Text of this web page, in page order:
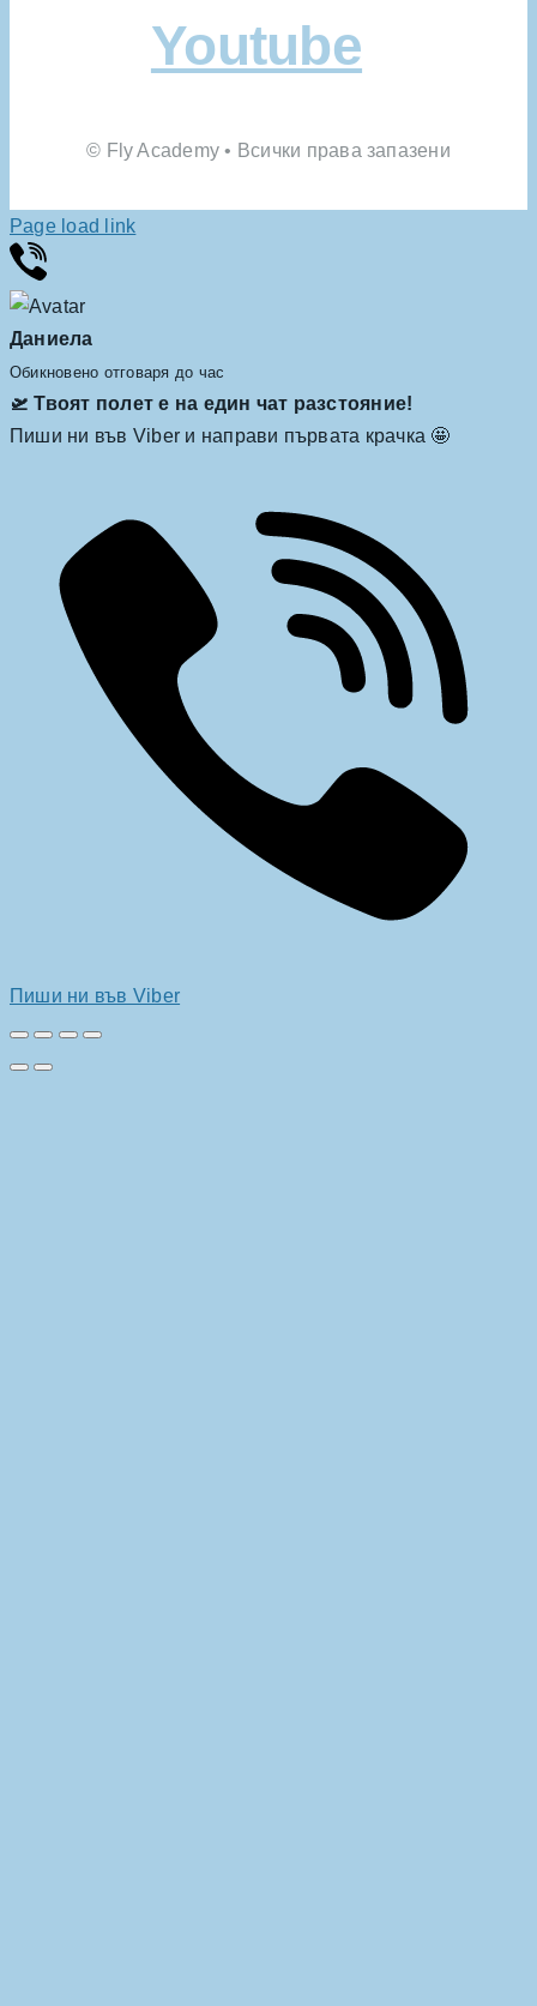
Youtube
© Fly Academy • Всички права запазени
Page load link
Даниела
Обикновено отговаря до час
🛫 Твоят полет е на един чат разстояние!
Пиши ни във Viber и направи първата крачка 🤩
Пиши ни във Viber